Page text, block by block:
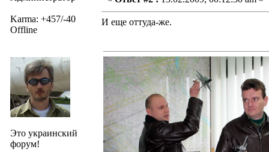
Karma: +457/-40
Offline
Это украинский
форум!
И еще оттуда-же.